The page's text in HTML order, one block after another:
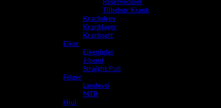
Tilbehør Krank
Krankdrev
Kranklager
Kranksett
Eiker
Eikenipler
J-bend
Straight Pull
Felger
Landevei
MTB
Hjul